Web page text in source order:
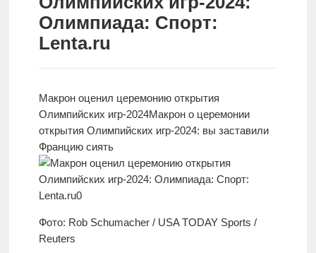
Новости
Родителям
О
нас
Версия для
слабовидящих
Олимпиада: Спорт:
Lenta.ru
Макрон оценил церемонию открытия
Олимпийских игр-2024Макрон о церемонии
открытия Олимпийских игр-2024: вы заставили
Францию сиять
Фото: Rob Schumacher / USA TODAY Sports /
Reuters